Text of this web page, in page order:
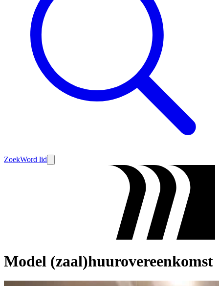
ZoekWord lid
Model (zaal)huurovereenkomst